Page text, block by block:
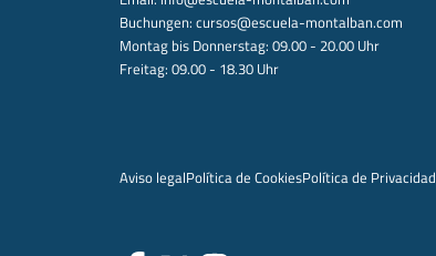
Buchungen: cursos@escuela-montalban.com
Montag bis Donnerstag: 09.00 - 20.00 Uhr
Freitag: 09.00 - 18.30 Uhr
Aviso legalPolítica de CookiesPolítica de Privacidad